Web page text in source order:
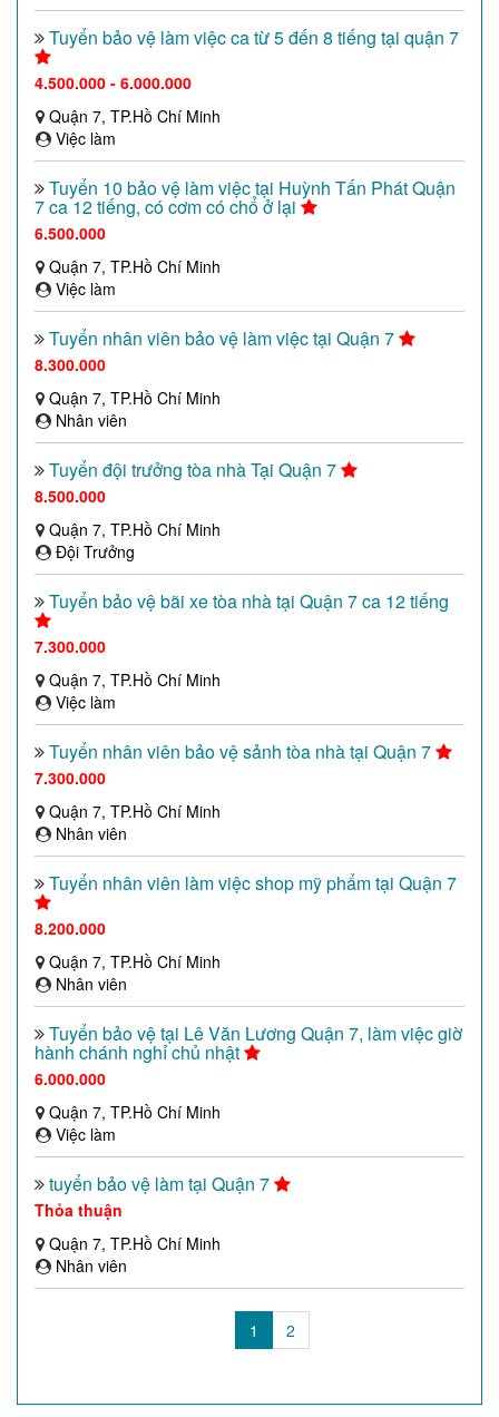
Tuyển bảo vệ làm việc ca từ 5 đến 8 tiếng tại quận 7
4.500.000 - 6.000.000
Quận 7, TP.Hồ Chí Minh
Việc làm
Tuyển 10 bảo vệ làm việc tại Huỳnh Tấn Phát Quận
7 ca 12 tiếng, có cơm có chổ ở lại
6.500.000
Quận 7, TP.Hồ Chí Minh
Việc làm
Tuyển nhân viên bảo vệ làm việc tại Quận 7
8.300.000
Quận 7, TP.Hồ Chí Minh
Nhân viên
Tuyển đội trưởng tòa nhà Tại Quận 7
8.500.000
Quận 7, TP.Hồ Chí Minh
Đội Trưởng
Tuyển bảo vệ bãi xe tòa nhà tại Quận 7 ca 12 tiếng
7.300.000
Quận 7, TP.Hồ Chí Minh
Việc làm
Tuyển nhân viên bảo vệ sảnh tòa nhà tại Quận 7
7.300.000
Quận 7, TP.Hồ Chí Minh
Nhân viên
Tuyển nhân viên làm việc shop mỹ phẩm tại Quận 7
8.200.000
Quận 7, TP.Hồ Chí Minh
Nhân viên
Tuyển bảo vệ tại Lê Văn Lương Quận 7, làm việc giờ
hành chánh nghỉ chủ nhật
6.000.000
Quận 7, TP.Hồ Chí Minh
Việc làm
tuyển bảo vệ làm tại Quận 7
Thỏa thuận
Quận 7, TP.Hồ Chí Minh
Nhân viên
1 (current)
2